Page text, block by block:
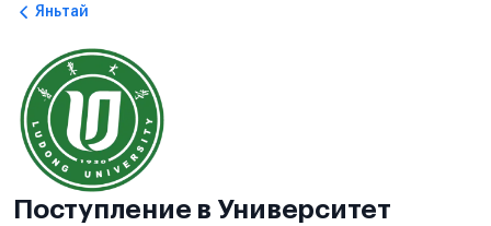
Яньтай
Поступление в Университет